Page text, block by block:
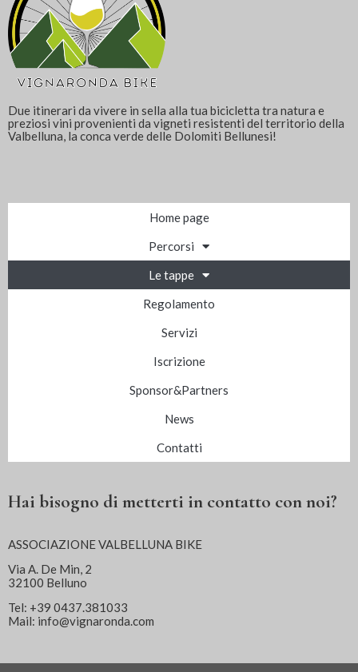
Due itinerari da vivere in sella alla tua bicicletta tra natura e
preziosi vini provenienti da vigneti resistenti del territorio della
Valbelluna, la conca verde delle Dolomiti Bellunesi!
Home page
Percorsi
Le tappe
Regolamento
Servizi
Iscrizione
Sponsor&Partners
News
Contatti
Hai bisogno di metterti in contatto con noi?
ASSOCIAZIONE VALBELLUNA BIKE
Via A. De Min, 2
32100 Belluno
Tel: +39 0437.381033
Mail: info@vignaronda.com